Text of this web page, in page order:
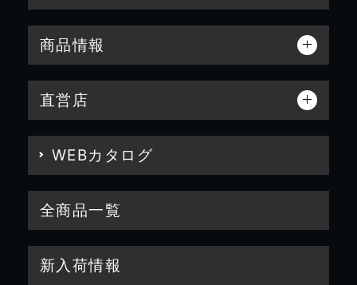
商品情報
直営店
WEBカタログ
全商品一覧
新入荷情報